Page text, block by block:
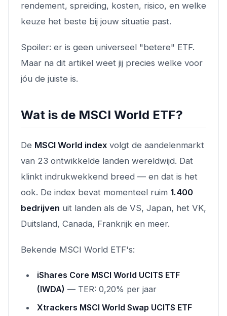
rendement, spreiding, kosten, risico, en welke
keuze het beste bij jouw situatie past.
Spoiler: er is geen universeel "betere" ETF.
Maar na dit artikel weet jij precies welke voor
jóu de juiste is.
Wat is de MSCI World ETF?
De MSCI World index volgt de aandelenmarkt
van 23 ontwikkelde landen wereldwijd. Dat
klinkt indrukwekkend breed — en dat is het
ook. De index bevat momenteel ruim 1.400
bedrijven uit landen als de VS, Japan, het VK,
Duitsland, Canada, Frankrijk en meer.
Bekende MSCI World ETF's:
iShares Core MSCI World UCITS ETF
(IWDA) — TER: 0,20% per jaar
Xtrackers MSCI World Swap UCITS ETF